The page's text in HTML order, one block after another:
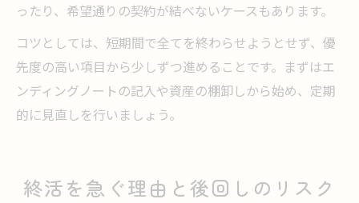
ったり、希望通りの契約が結べないケースもあります。
コツとしては、短期間で全てを終わらせようとせず、優
先度の高い項目から少しずつ進めることです。まずはエ
ンディングノートの記入や資産の棚卸しから始め、定期
的に見直しを行いましょう。
終活を急ぐ理由と後回しのリスク